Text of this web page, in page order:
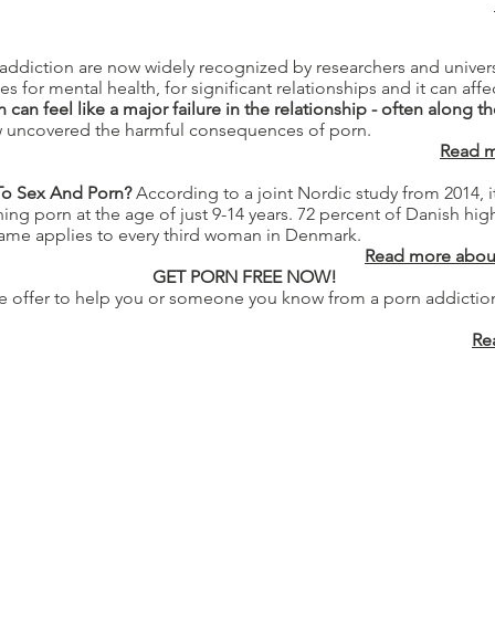
are now widely recognized by researchers and
for mental health, for significant relationships and it can
can feel like a major failure in the relationship - often along
the harmful consequences of porn.
Read
Sex And Porn?According to a joint Nordic study from 2014,
porn at the age of just 9-14 years. 72 percent of Danish
applies to every third woman in Denmark.
Read more
GET PORN FREE NOW!
offer to help you or someone you know from a porn